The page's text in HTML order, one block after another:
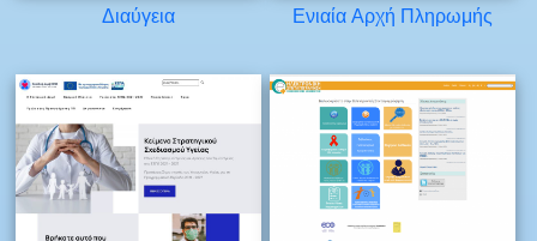
Διαύγεια Ενιαία Αρχή Πληρωμής